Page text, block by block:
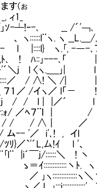
す(ぉ
/´'￢､
. ヽ __L.＿/
.｢, -―-､
｣---､「 |
ヽ._＿｣| l
/ ∧! ＼ /| |
ヽ／ l「－ !
| |／´ l
ﾍ７¨ｌ | /
'´/ / / / ∧｜ ／
-- '／ i'､! , イl
厶!ｲ l '、
::::::＼ ! 丶
丶ﾄ. ヽ
ヽ::::::::::::::ヽ＼
l ｣:::i:::::::::::::',